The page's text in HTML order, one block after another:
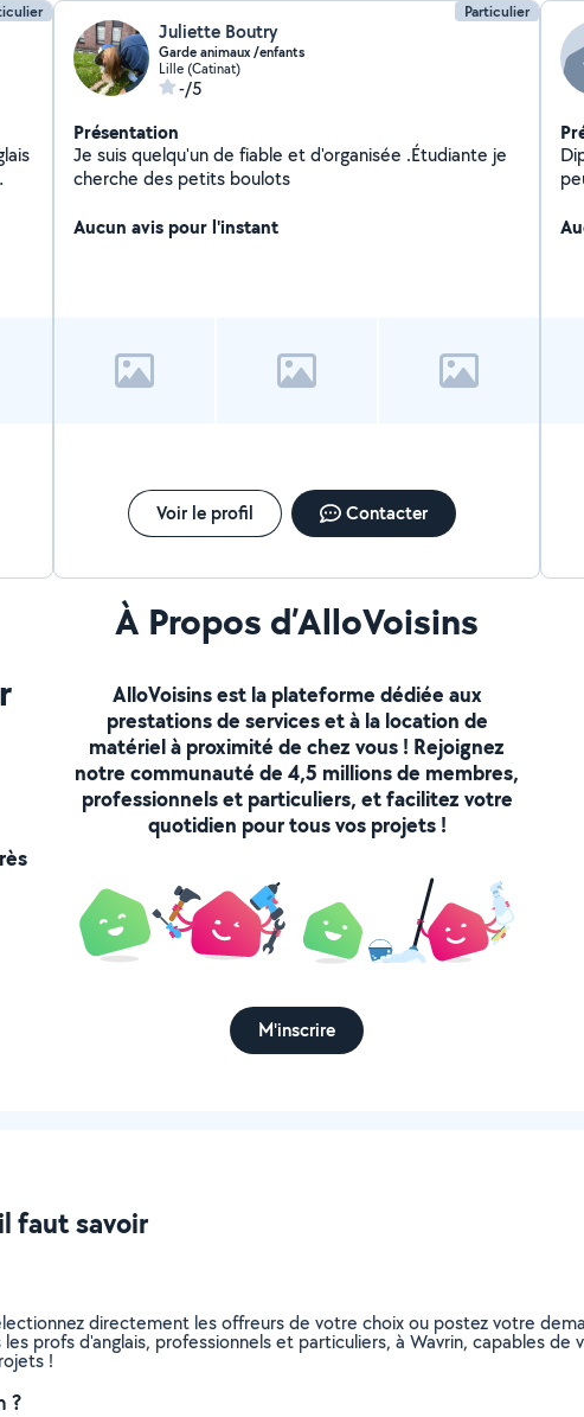
Particulier
Juliette Boutry
Garde animaux /enfants
Lille (Catinat)
-/5
Présentation
Je suis quelqu'un de fiable et d'organisée .Étudiante je
cherche des petits boulots
Aucun avis pour l'instant
Voir le profil Contacter
À Propos d’AlloVoisins
AlloVoisins est la plateforme dédiée aux
prestations de services et à la location de
matériel à proximité de chez vous ! Rejoignez
notre communauté de 4,5 millions de membres,
professionnels et particuliers, et facilitez votre
quotidien pour tous vos projets !
M'inscrire
faut savoir
directement les offreurs de votre choix ou postez votre
profs d'anglais, professionnels et particuliers, à Wavrin, capables de
!
?